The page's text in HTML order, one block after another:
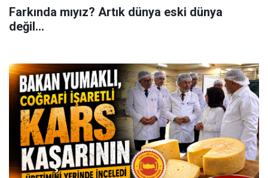
Farkında mıyız? Artık dünya eski dünya
değil...